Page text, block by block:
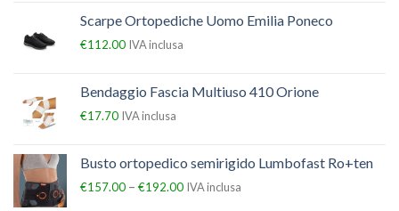
Scarpe Ortopediche Uomo Emilia Poneco
€112.00 IVA inclusa
Bendaggio Fascia Multiuso 410 Orione
€17.70 IVA inclusa
Busto ortopedico semirigido Lumbofast Ro+ten
€157.00 – €192.00 IVA inclusa